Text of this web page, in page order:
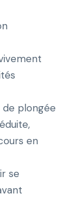
de plongée
en
se